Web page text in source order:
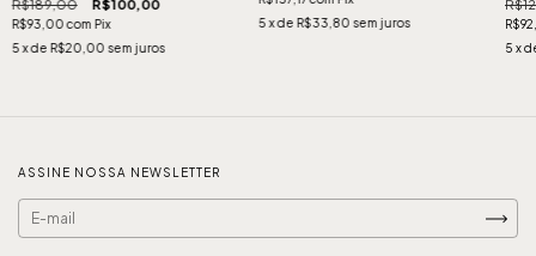
R$189,00 R$100,00
R$93,00com Pix
5 x de R$20,00 sem juros
5 x de R$33,80 sem juros
5 x
ASSINE NOSSA NEWSLETTER